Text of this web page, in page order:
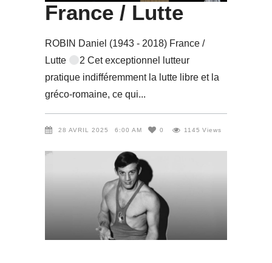
France / Lutte
ROBIN Daniel (1943 - 2018) France /
Lutte
2 Cet exceptionnel lutteur
pratique indifféremment la lutte libre et la
gréco-romaine, ce qui
28 AVRIL 2025 6:00 AM 0 1145 Views